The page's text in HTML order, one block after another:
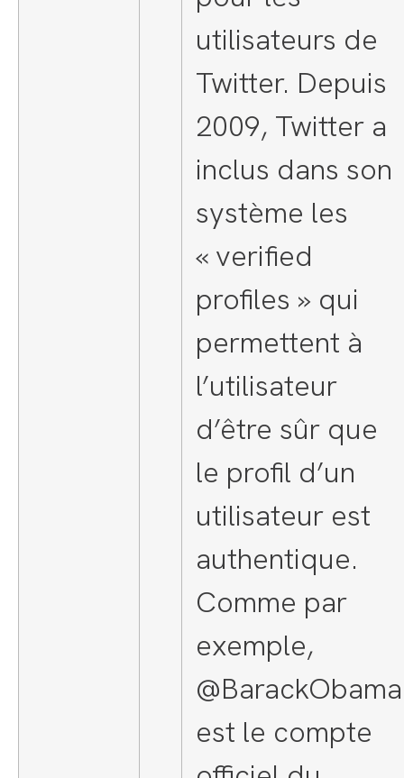
utilisateurs de
Twitter. Depuis
2009, Twitter a
inclus dans son
système les
« verified
profiles » qui
permettent à
l’utilisateur
d’être sûr que
le profil d’un
utilisateur est
authentique.
Comme par
exemple,
@BarackObama
est le compte